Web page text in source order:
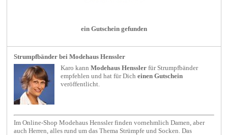
ein Gutschein gefunden
Strumpfbänder bei Modehaus Henssler
Karo kannModehaus Henssler für Strumpfbänder
empfehlen und hat für Dicheinen Gutschein
veröffentlicht.
Im Online-Shop Modehaus Henssler finden vornehmlich Damen, aber
auch Herren, alles rund um das Thema Strümpfe und Socken. Das